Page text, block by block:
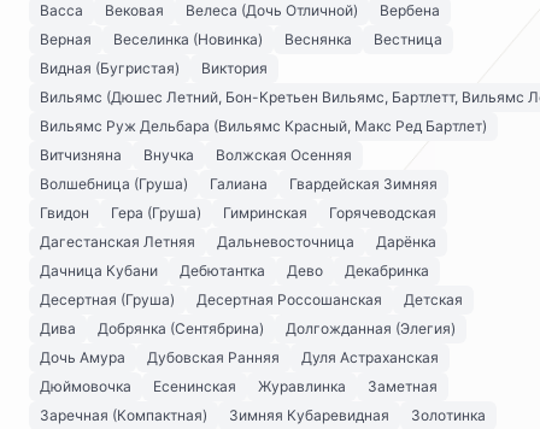
Васса
Вековая Велеса (Дочь Отличной)
Вербена
Верная
Веселинка (Новинка) Веснянка
Вестница
Видная (Бугристая)
Виктория
Вильямс (Дюшес Летний, Бон-Кретьен Вильямс, Бартлетт, Вильямс
Вильямс Руж Дельбара (Вильямс Красный, Макс Ред Бартлет)
Витчизняна
Внучка
Волжская Осенняя
Волшебница (Груша)
Галиана
Гвардейская Зимняя
Гвидон
Гера (Груша) Гимринская
Горячеводская
Дагестанская Летняя
Дальневосточница
Дарёнка
Дачница Кубани
Дебютантка Дево
Декабринка
Десертная (Груша)
Десертная Россошанская
Детская
Дива
Добрянка (Сентябрина)
Долгожданная (Элегия)
Дочь Амура
Дубовская Ранняя
Дуля Астраханская
Дюймовочка
Есенинская Журавлинка
Заметная
Заречная (Компактная)
Зимняя Кубаревидная
Золотинка